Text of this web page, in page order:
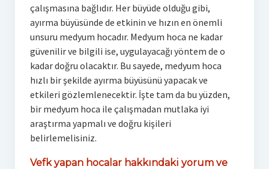
çalışmasına bağlıdır. Her büyüde olduğu gibi,
ayırma büyüsünde de etkinin ve hızın en önemli
unsuru medyum hocadır. Medyum hoca ne kadar
güvenilir ve bilgili ise, uygulayacağı yöntem de o
kadar doğru olacaktır. Bu sayede, medyum hoca
hızlı bir şekilde ayırma büyüsünü yapacak ve
etkileri gözlemlenecektir. İşte tam da bu yüzden,
bir medyum hoca ile çalışmadan mutlaka iyi
araştırma yapmalı ve doğru kişileri
belirlemelisiniz.
Vefk yapan hocalar hakkındaki yorum ve